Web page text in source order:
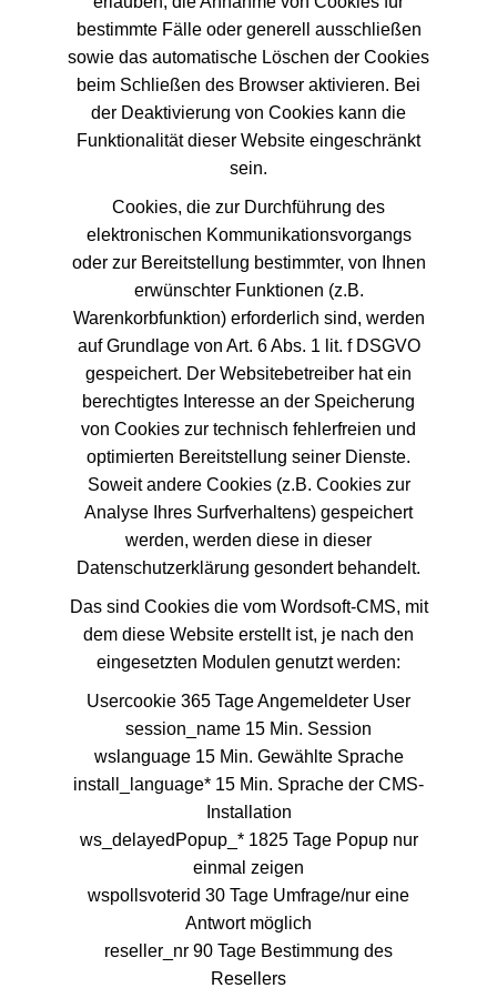
bestimmte Fälle oder generell ausschließen
sowie das automatische Löschen der Cookies
beim Schließen des Browser aktivieren. Bei
der Deaktivierung von Cookies kann die
Funktionalität dieser Website eingeschränkt
sein.
Cookies, die zur Durchführung des
elektronischen Kommunikationsvorgangs
oder zur Bereitstellung bestimmter, von Ihnen
erwünschter Funktionen (z.B.
Warenkorbfunktion) erforderlich sind, werden
auf Grundlage von Art. 6 Abs. 1 lit. f DSGVO
gespeichert. Der Websitebetreiber hat ein
berechtigtes Interesse an der Speicherung
von Cookies zur technisch fehlerfreien und
optimierten Bereitstellung seiner Dienste.
Soweit andere Cookies (z.B. Cookies zur
Analyse Ihres Surfverhaltens) gespeichert
werden, werden diese in dieser
Datenschutzerklärung gesondert behandelt.
Das sind Cookies die vom Wordsoft-CMS, mit
dem diese Website erstellt ist, je nach den
eingesetzten Modulen genutzt werden:
Usercookie 365 Tage Angemeldeter User
session_name 15 Min. Session
wslanguage 15 Min. Gewählte Sprache
install_language* 15 Min. Sprache der CMS-
Installation
ws_delayedPopup_* 1825 Tage Popup nur
einmal zeigen
wspollsvoterid 30 Tage Umfrage/nur eine
Antwort möglich
reseller_nr 90 Tage Bestimmung des
Resellers